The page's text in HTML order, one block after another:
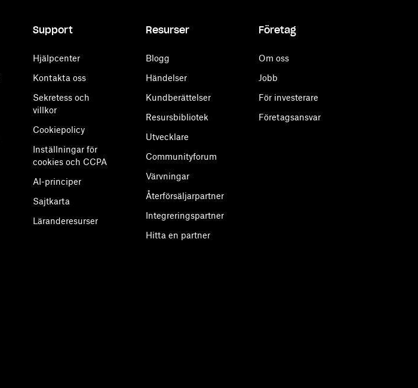
Support
Hjälpcenter
Kontakta oss
Sekretess och
villkor
Cookiepolicy
Inställningar för
cookies och CCPA
AI-principer
Sajtkarta
Läranderesurser
Resurser
Blogg
Händelser
Kundberättelser
Resursbibliotek
Utvecklare
Communityforum
Värvningar
Återförsäljarpartner
Integreringspartner
Hitta en partner
Företag
Om oss
Jobb
För investerare
Företagsansvar